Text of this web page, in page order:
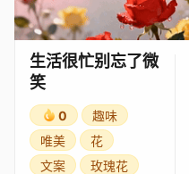
生活很忙别忘了微
笑
0
趣味
唯美
花
文案
玫瑰花